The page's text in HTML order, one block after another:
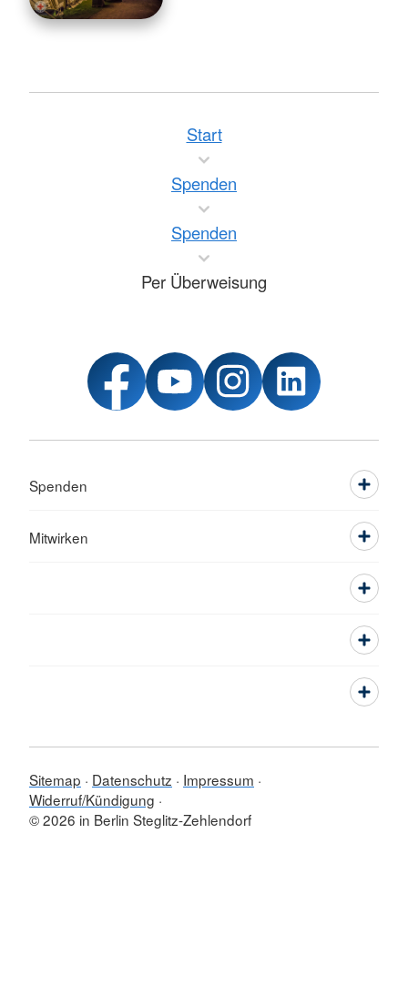
Start
Spenden
Spenden
Per Überweisung
Spenden
Mitwirken
Sitemap Datenschutz
Impressum
Widerruf/Kündigung
© 2026 in Berlin Steglitz-Zehlendorf